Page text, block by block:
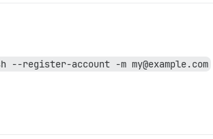
--register-account -m my@example.com